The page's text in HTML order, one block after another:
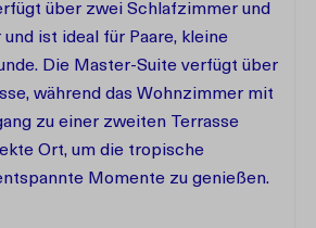
über zwei Schlafzimmer und
ist ideal für Paare, kleine
Die Master-Suite verfügt über
während das Wohnzimmer mit
zu einer zweiten Terrasse
Ort, um die tropische
Momente zu genießen.